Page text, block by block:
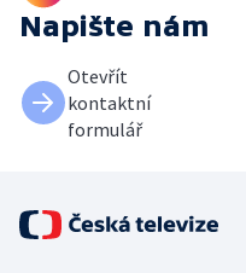
Napište nám
Otevřít
kontaktní
formulář